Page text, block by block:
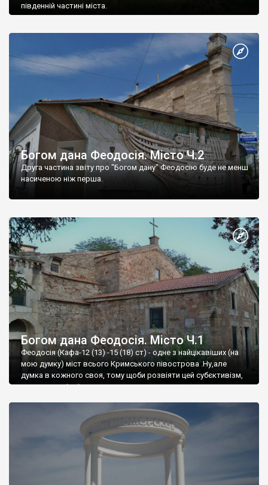
південній частині міста.
Богом дана Феодосія. Місто Ч.2
Друга частина звіту про "Богом дану" Феодосію буде не менш
насиченою ніж перша.
Богом дана Феодосія. Місто Ч.1
Феодосія (Кафа-12 (13) -15 (18) ст) - одне з найцікавіших (на
мою думку) міст всього Кримського півострова .Ну,але
думка в кожного своя, тому щоби розвіяти цей субєктивізм,
запрошую відвідати це